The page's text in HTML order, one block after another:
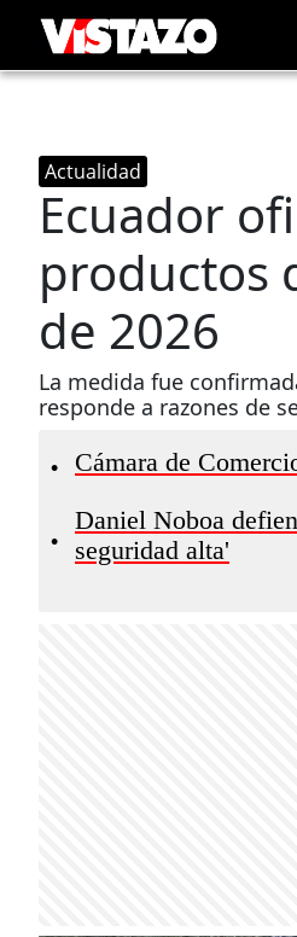
Actualidad
Ecuador
productos
de 2026
La medida fue
responde a razones de
• Cámara de
•
Daniel Noboa
seguridad alta'